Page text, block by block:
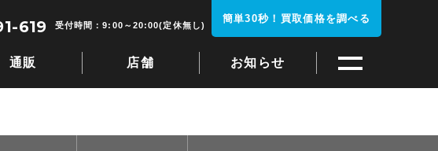
通販 店舗 お知らせ
619 受付時間：9:00～20:00(定休無し)
簡単30秒！買取価格を調べる